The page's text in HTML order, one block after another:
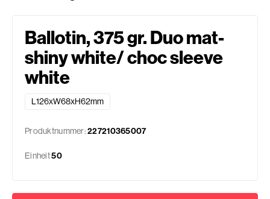
Ballotin, 375 gr. Duo mat-
shiny white/ choc sleeve
white
L126xW68xH62mm
Produktnummer:227210365007
Einheit50